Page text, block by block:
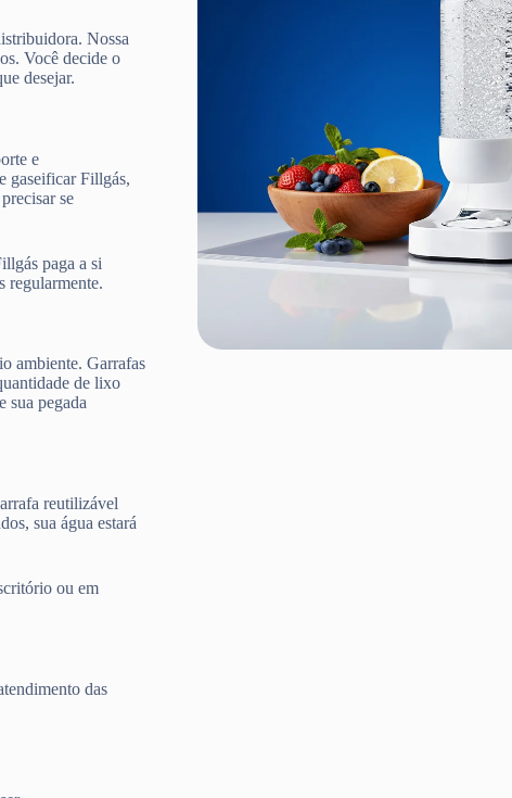
Nossa
Você decide o
desejar.
e
gaseificar Fillgás,
se
paga a si
regularmente.
ambiente. Garrafas
de lixo
sua pegada
reutilizável
sua água estará
ou em
das